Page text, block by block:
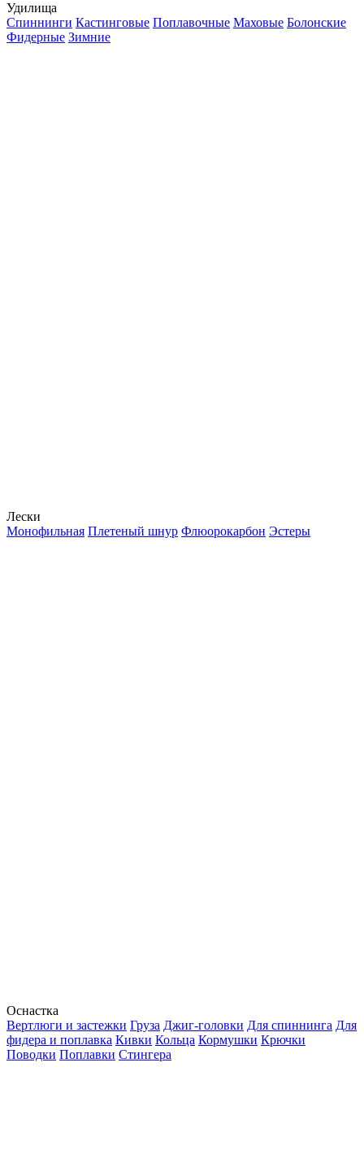
Удилища
Спиннинги Кастинговые Поплавочные Маховые Болонские
Фидерные Зимние
Лески
Монофильная Плетеный шнур Флюорокарбон Эстеры
Оснастка
Вертлюги и застежки Груза Джиг-головки Для спиннинга Для
фидера и поплавка Кивки Кольца Кормушки Крючки
Поводки Поплавки Стингера